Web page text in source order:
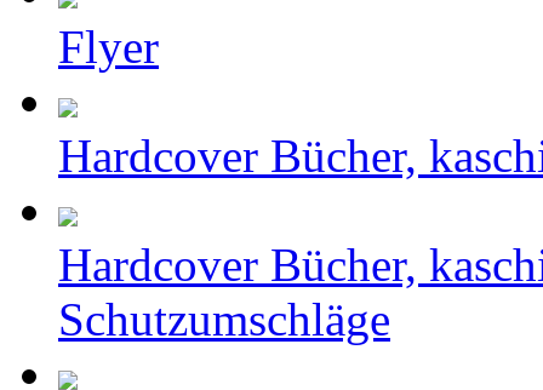
Flyer
Hardcover Bücher,
Hardcover Bücher,
Schutzumschläge